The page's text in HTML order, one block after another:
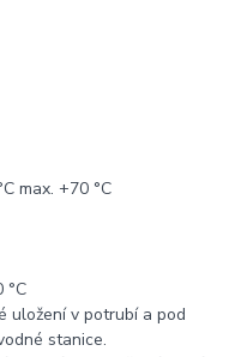
max. +70 °C
°C
uložení v potrubí a pod
stanice.